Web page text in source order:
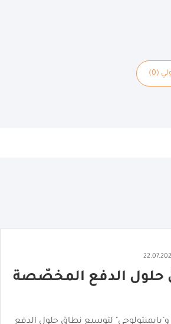
(0)
إنتاج المحتوى لثلاث
المدعومة بالذكاء الاصطناعي